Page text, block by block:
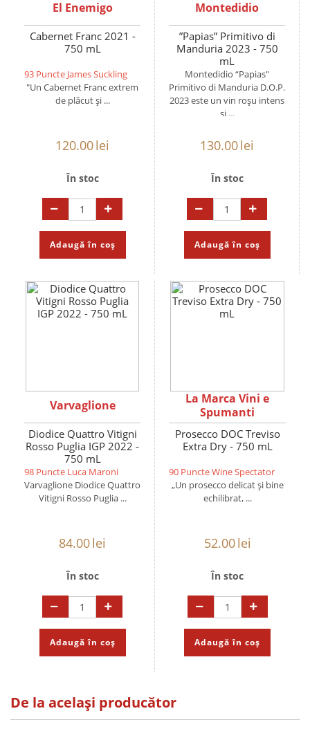
El Enemigo
Cabernet Franc 2021 -
750 mL
93 Puncte James Suckling
"Un Cabernet Franc extrem
de plăcut și ...
120.00lei
În stoc
Adaugă în coș
Montedidio
”Papias” Primitivo di
Manduria 2023 - 750
mL
Montedidio “Papias"
Primitivo di Manduria D.O.P.
2023 este un vin roșu intens
și ...
130.00lei
În stoc
Adaugă în coș
Varvaglione
Diodice Quattro Vitigni
Rosso Puglia IGP 2022 -
750 mL
98 Puncte Luca Maroni
Varvaglione Diodice Quattro
Vitigni Rosso Puglia ...
84.00lei
În stoc
Adaugă în coș
La Marca Vini e
Spumanti
Prosecco DOC Treviso
Extra Dry - 750 mL
90 Puncte Wine Spectator
„Un prosecco delicat și bine
echilibrat, ...
52.00lei
În stoc
Adaugă în coș
De la același producător